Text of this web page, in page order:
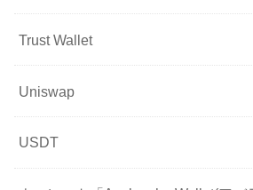
Trust Wallet
Uniswap
USDT